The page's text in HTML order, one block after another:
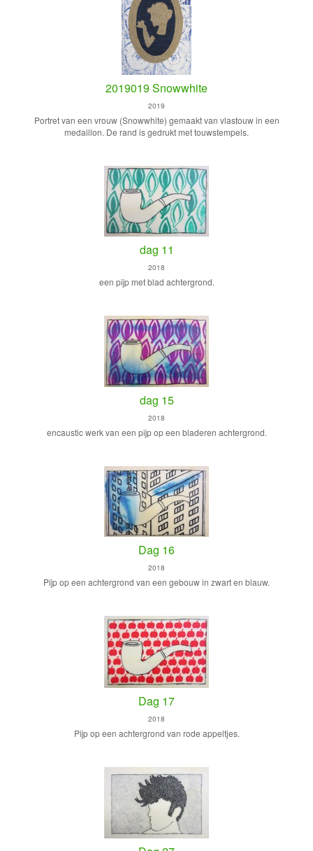
2019019 Snowwhite
2019
Portret van een vrouw (Snowwhite) gemaakt van vlastouw in een
medaillon. De rand is gedrukt met touwstempels.
dag 11
2018
een pijp met blad achtergrond.
dag 15
2018
encaustic werk van een pijp op een bladeren achtergrond.
Dag 16
2018
Pijp op een achtergrond van een gebouw in zwart en blauw.
Dag 17
2018
Pijp op een achtergrond van rode appeltjes.